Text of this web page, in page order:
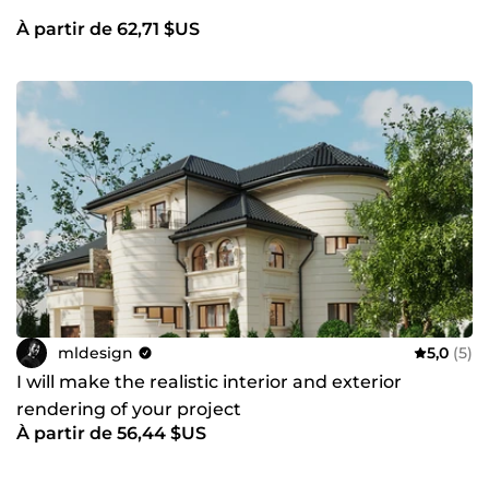
À partir de 62,71 $US
mldesign 5,0 (5)
I will make the realistic interior and exterior
rendering of your project
À partir de 56,44 $US